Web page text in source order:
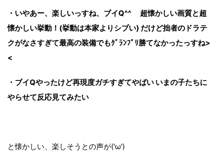
・いやあー、楽しいっすね、ブイQ^^ 超懐かしい画質と超
懐かしい挙動！(挙動は本家よりシブい) だけど拙者のドラテ
クがなさすぎて最高の装備でもｸﾞﾗﾝﾌﾟﾘ勝てなかったっすね>
<
・ブイQやったけど再現度ガチすぎてやばい いまの子たちに
やらせて反応見てみたい
と懐かしい、楽しそうとの声が('ω')